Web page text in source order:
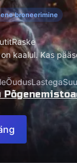
broneerimine
Raske
kaalul. Kas
ÕudusLastega